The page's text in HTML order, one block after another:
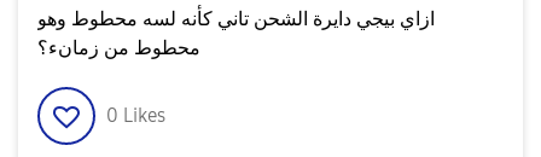
ازاي بيجي دايرة الشحن تاني كأنه لسه محطوط وهو
محطوط من زمانء؟
0 Likes